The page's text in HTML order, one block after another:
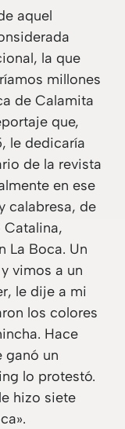
aquel
la que
millones
de Calamita
que,
le dedicaría
de la revista
en ese
calabresa, de
La Boca. Un
vimos a un
le dije a mi
los colores
Hace
ganó un
lo protestó.
hizo siete